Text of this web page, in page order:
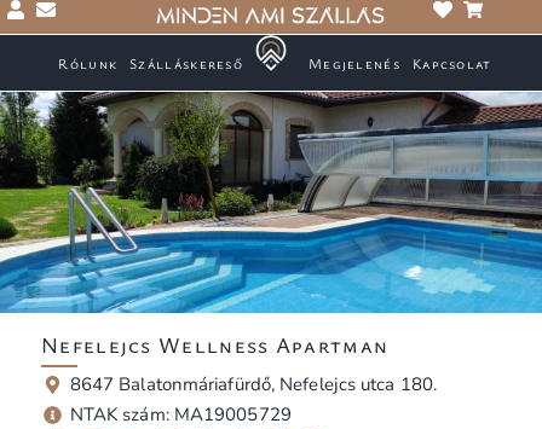
Rólunk Szálláskereső Megjelenés Kapcsolat
Nefelejcs Wellness Apartman
8647 Balatonmáriafürdő, Nefelejcs utca 180.
NTAK szám: MA19005729